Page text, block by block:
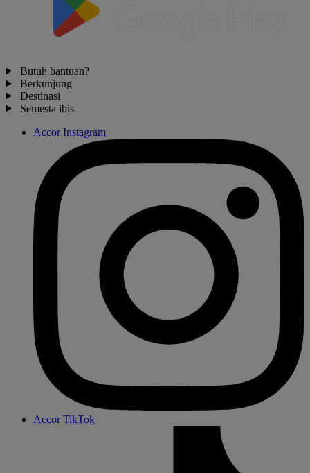
Butuh bantuan?
Berkunjung
Destinasi
Semesta ibis
Accor Instagram
Accor TikTok